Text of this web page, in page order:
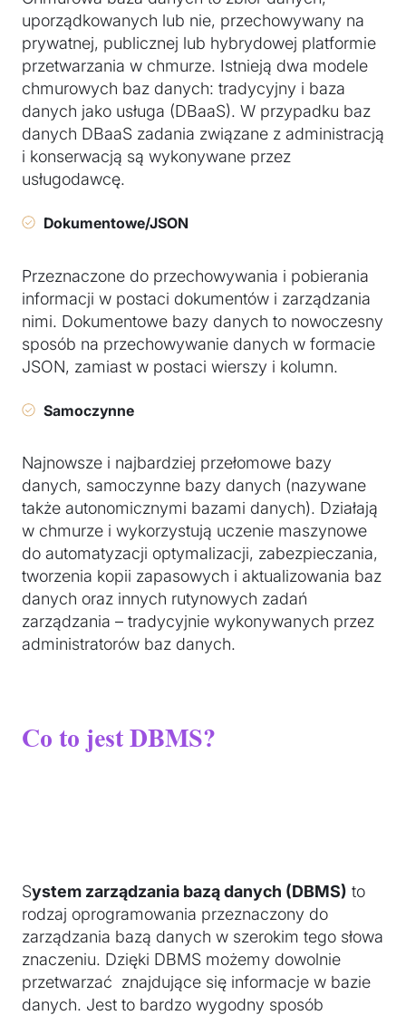
uporządkowanych lub nie, przechowywany na
prywatnej, publicznej lub hybrydowej platformie
przetwarzania w chmurze. Istnieją dwa modele
chmurowych baz danych: tradycyjny i baza
danych jako usługa (DBaaS). W przypadku baz
danych DBaaS zadania związane z administracją
i konserwacją są wykonywane przez
usługodawcę.
Dokumentowe/JSON
Przeznaczone do przechowywania i pobierania
informacji w postaci dokumentów i zarządzania
nimi. Dokumentowe bazy danych to nowoczesny
sposób na przechowywanie danych w formacie
JSON, zamiast w postaci wierszy i kolumn.
Samoczynne
Najnowsze i najbardziej przełomowe bazy
danych, samoczynne bazy danych (nazywane
także autonomicznymi bazami danych). Działają
w chmurze i wykorzystują uczenie maszynowe
do automatyzacji optymalizacji, zabezpieczania,
tworzenia kopii zapasowych i aktualizowania baz
danych oraz innych rutynowych zadań
zarządzania – tradycyjnie wykonywanych przez
administratorów baz danych.
Co to jest DBMS?
System zarządzania bazą danych (DBMS) to
rodzaj oprogramowania przeznaczony do
zarządzania bazą danych w szerokim tego słowa
znaczeniu. Dzięki DBMS możemy dowolnie
przetwarzać znajdujące się informacje w bazie
danych. Jest to bardzo wygodny sposób